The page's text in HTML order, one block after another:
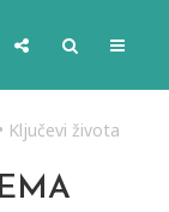
• Ključevi života